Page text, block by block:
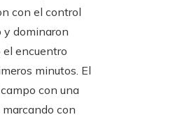
con el control
y dominaron
encuentro
minutos. El
con una
con